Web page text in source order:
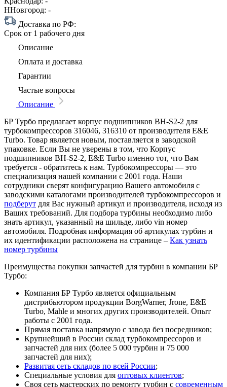
ННовгород: -
Доставка по РФ:
Срок от 1 рабочего дня
Описание
Оплата и доставка
Гарантии
Частые вопросы
Описание
БР Турбо предлагает корпус подшипников BH-S2-2 для
турбокомпрессоров 316046, 316310 от производителя E&E
Turbo. Товар является новым, поставляется в заводской
упаковке. Если Вы не уверены в том, что Корпус
подшипников BH-S2-2, E&E Turbo именно тот, что Вам
требуется - обратитесь к нам. Турбокомпрессоры — это
специализация нашей компании с 2001 года. Наши
сотрудники сверят конфигурацию Вашего автомобиля с
заводскими каталогами производителей турбокомпрессоров и
подберут для Вас нужный артикул и производителя, исходя из
Ваших требований. Для подбора турбины необходимо либо
знать артикул, указанный на шильде, либо vin номер
автомобиля. Подробная информация об артикулах турбин и
их идентификации расположена на странице – Как узнать
номер турбины
Преимущества покупки запчастей для турбин в компании БР
Турбо:
Компания БР Турбо является официальным
дистрибьютором продукции BorgWarner, Jrone, E&E
Turbo, Mahle и многих других производителей. Опыт
работы с 2001 года.
Прямая поставка напрямую с завода без посредников;
Крупнейший в России склад турбокомпрессоров и
запчастей для них (более 5 000 турбин и 75 000
запчастей для них);
Развитая сеть складов по всей России;
Специальные условия для оптовых клиентов;
Своя сеть мастерских по ремонту турбин с современным